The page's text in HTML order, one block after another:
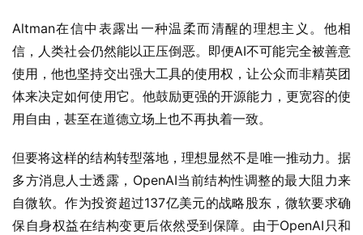
Altman在信中表露出一种温柔而清醒的理想主义。他相
信，人类社会仍然能以正压倒恶。即便AI不可能完全被善意
使用，他也坚持交出强大工具的使用权，让公众而非精英团
体来决定如何使用它。他鼓励更强的开源能力，更宽容的使
用自由，甚至在道德立场上也不再执着一致。
但要将这样的结构转型落地，理想显然不是唯一推动力。据
多方消息人士透露，OpenAI当前结构性调整的最大阻力来
自微软。作为投资超过137亿美元的战略股东，微软要求确
保自身权益在结构变更后依然受到保障。由于OpenAI只和